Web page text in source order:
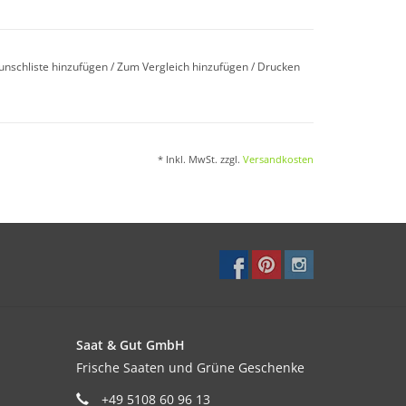
Temperatur von 10–16°C. Höhere
Böden, schwere Böden sind ungeeignet.
hinzufügen/Zum Vergleich hinzufügen/ Drucken
* Inkl. MwSt. zzgl. Versandkosten
Saat & Gut GmbH
Frische Saaten und Grüne Geschenke
+49 5108 60 96 13